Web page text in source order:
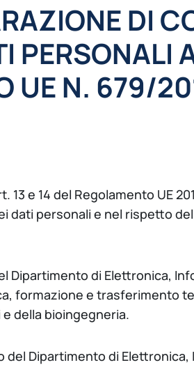
DI
PERSONALI
UE N. 679/
13 e 14 del Regolamento UE
personali e nel rispetto
di Elettronica,
formazione e trasferimento
della bioingegneria.
del Dipartimento di